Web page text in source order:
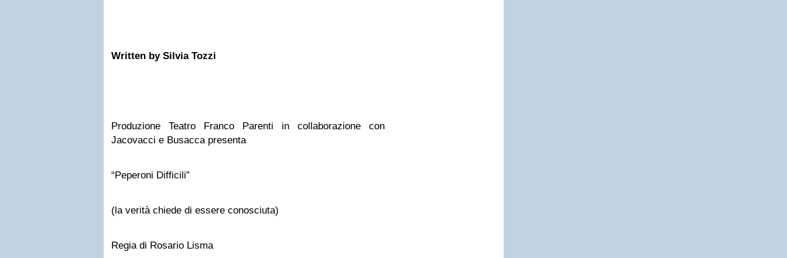
Written by Silvia Tozzi
Produzione Teatro Franco Parenti in collaborazione con
Jacovacci e Busacca presenta
“Peperoni Difficili”
(la verità chiede di essere conosciuta)
Regia di Rosario Lisma